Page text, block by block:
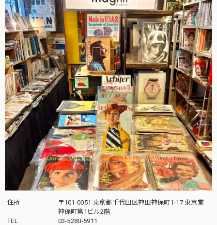
住所
〒101-0051 東京都千代田区神田神保町1-17 東京堂
神保町第1ビル2階
TEL
03-5280-5911